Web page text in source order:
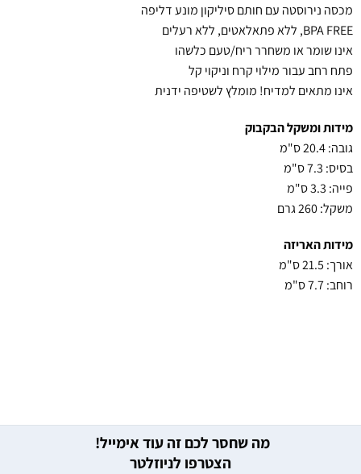
מכסה נירוסטה עם חותם סיליקון מונע דליפה
BPA FREE, ללא פתאלאטים, ללא רעלים
אינו שומר או משחרר ריח/טעם כלשהו
פתח רחב עבור מילוי קרח וניקוי קל
אינו מתאים למדיח! מומלץ לשטיפה ידנית
מידות ומשקל הבקבוק
גובה: 20.4 ס"מ
בסיס: 7.3 ס"מ
פייה: 3.3 ס"מ
משקל: 260 גרם
מידות האריזה
אורך: 21.5 ס"מ
רוחב: 7.7 ס"מ
מה שחסר לכם זה עוד אימייל!
הצטרפו לניוזלטר